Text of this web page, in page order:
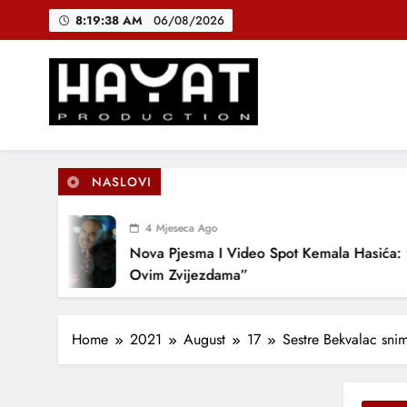
8:19:39 AM 06/08/2026
DJEČIJI
Hayat Production
Promocija domaće muzike
NASLOVI
4 Mjeseca Ago
Nova Pjesma I Video Spot Kemala Hasića: “Pod
Ovim Zvijezdama”
Home 2021 August 17 Sestre Bekvalac